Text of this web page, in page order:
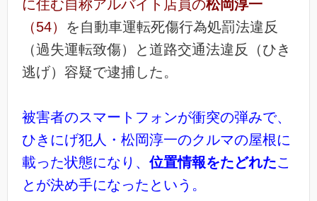
に住む自称アルバイト店員の松岡淳一
（54） を自動車運転死傷行為処罰法違反
（過失運転致傷）と道路交通法違反（ひき
逃げ）容疑で逮捕した。
被害者のスマートフォンが衝突の弾みで、
ひきにげ犯人・松岡淳一のクルマの屋根に
載った状態になり、 位置情報をたどれたこ
とが決め手になったという。